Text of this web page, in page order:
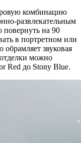
комбинацию
развлекательным
на 90
в портретном или
звуковая
можно
Red до Stony Blue.